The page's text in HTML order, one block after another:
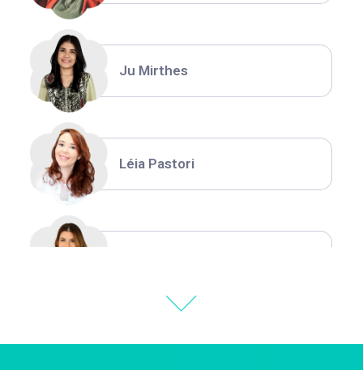
Ju Mirthes
Léia Pastori
Thiara Ney